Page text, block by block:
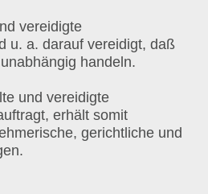
vereidigte
u. a. darauf vereidigt, daß
handeln.
und vereidigte
erhält somit
gerichtliche und